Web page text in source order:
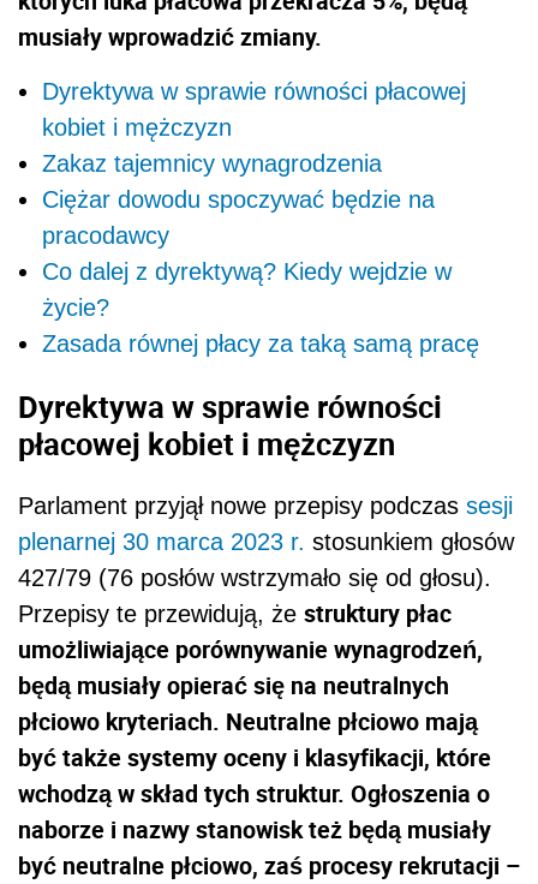
musiały wprowadzić zmiany.
Dyrektywa w sprawie równości płacowej
kobiet i mężczyzn
Zakaz tajemnicy wynagrodzenia
Ciężar dowodu spoczywać będzie na
pracodawcy
Co dalej z dyrektywą? Kiedy wejdzie w
życie?
Zasada równej płacy za taką samą pracę
Dyrektywa w sprawie równości
płacowej kobiet i mężczyzn
Parlament przyjął nowe przepisy podczas sesji
plenarnej 30 marca 2023 r. stosunkiem głosów
427/79 (76 posłów wstrzymało się od głosu).
Przepisy te przewidują, że struktury płac
umożliwiające porównywanie wynagrodzeń,
będą musiały opierać się na neutralnych
płciowo kryteriach. Neutralne płciowo mają
być także systemy oceny i klasyfikacji, które
wchodzą w skład tych struktur. Ogłoszenia o
naborze i nazwy stanowisk też będą musiały
być neutralne płciowo, zaś procesy rekrutacji –